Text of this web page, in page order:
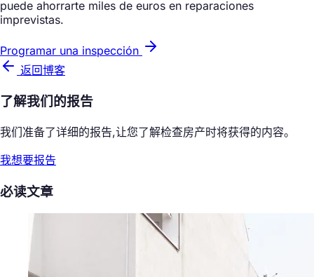
puede ahorrarte miles de euros en reparaciones
imprevistas.
Programar una inspección
返回博客
了解我们的报告
我们准备了详细的报告,让您了解检查房产时将获得的内容。
我想要报告
必读文章